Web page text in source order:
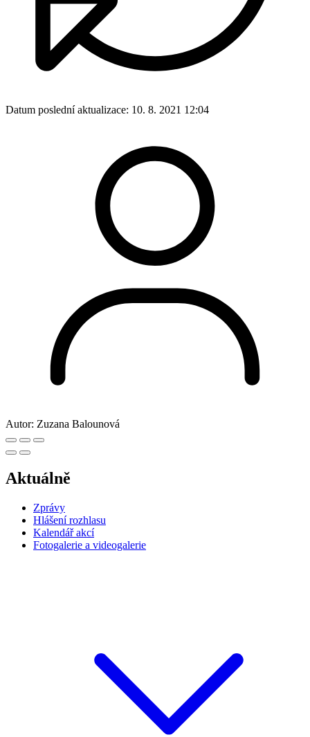
Datum poslední aktualizace: 10. 8. 2021 12:04
Autor: Zuzana Balounová
Aktuálně
Zprávy
Hlášení rozhlasu
Kalendář akcí
Fotogalerie a videogalerie